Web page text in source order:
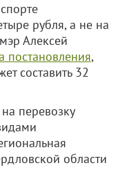
рубля, а не на
Алексей
постановления,
составить 32
перевозку
области